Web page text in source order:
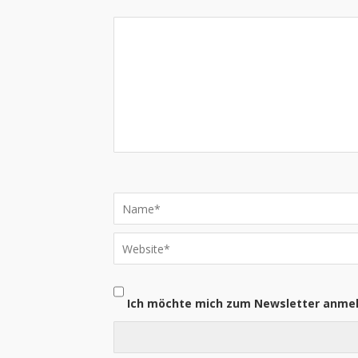
Ich möchte mich zum Newsletter